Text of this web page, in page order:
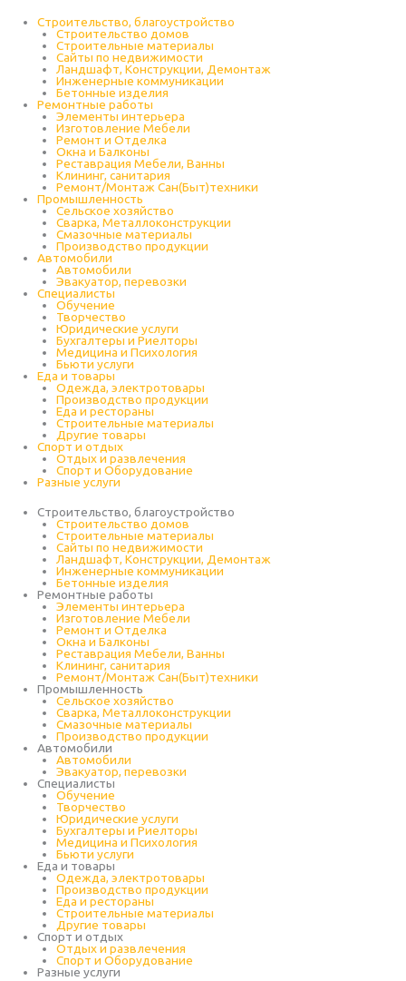
Строительство, благоустройство
Строительство домов
Строительные материалы
Сайты по недвижимости
Ландшафт, Конструкции, Демонтаж
Инженерные коммуникации
Бетонные изделия
Ремонтные работы
Элементы интерьера
Изготовление Мебели
Ремонт и Отделка
Окна и Балконы
Реставрация Мебели, Ванны
Клининг, санитария
Ремонт/Монтаж Сан(Быт)техники
Промышленность
Cельское хозяйство
Сварка, Металлоконструкции
Cмазочные материалы
Производство продукции
Автомобили
Автомобили
Эвакуатор, перевозки
Специалисты
Обучение
Творчество
Юридические услуги
Бухгалтеры и Риелторы
Медицина и Психология
Бьюти услуги
Еда и товары
Одежда, электротовары
Производство продукции
Еда и рестораны
Строительные материалы
Другие товары
Спорт и отдых
Отдых и развлечения
Спорт и Оборудование
Разные услуги
Строительство, благоустройство
Строительство домов
Строительные материалы
Сайты по недвижимости
Ландшафт, Конструкции, Демонтаж
Инженерные коммуникации
Бетонные изделия
Ремонтные работы
Элементы интерьера
Изготовление Мебели
Ремонт и Отделка
Окна и Балконы
Реставрация Мебели, Ванны
Клининг, санитария
Ремонт/Монтаж Сан(Быт)техники
Промышленность
Cельское хозяйство
Сварка, Металлоконструкции
Cмазочные материалы
Производство продукции
Автомобили
Автомобили
Эвакуатор, перевозки
Специалисты
Обучение
Творчество
Юридические услуги
Бухгалтеры и Риелторы
Медицина и Психология
Бьюти услуги
Еда и товары
Одежда, электротовары
Производство продукции
Еда и рестораны
Строительные материалы
Другие товары
Спорт и отдых
Отдых и развлечения
Спорт и Оборудование
Разные услуги